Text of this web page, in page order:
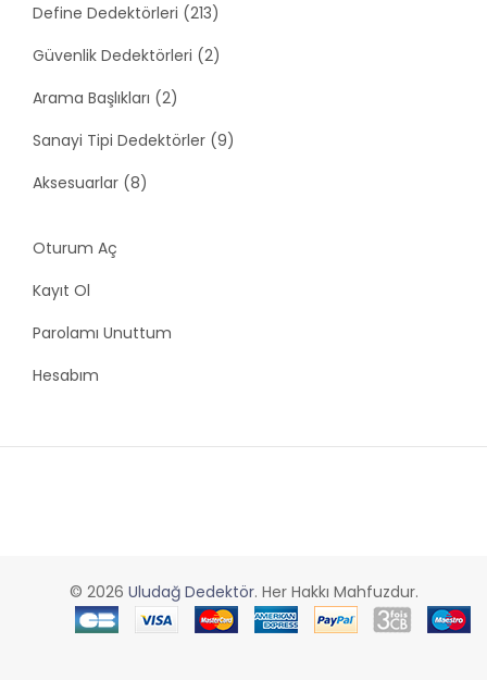
Define Dedektörleri (213)
Güvenlik Dedektörleri (2)
Arama Başlıkları (2)
Sanayi Tipi Dedektörler (9)
Aksesuarlar (8)
Oturum Aç
Kayıt Ol
Parolamı Unuttum
Hesabım
© 2026 Uludağ Dedektör. Her Hakkı Mahfuzdur.